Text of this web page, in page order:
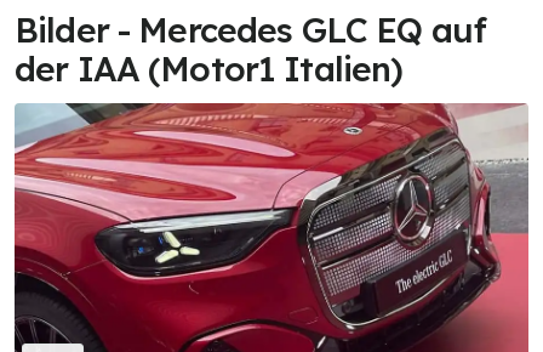
Bilder - Mercedes GLC EQ auf
der IAA (Motor1 Italien)